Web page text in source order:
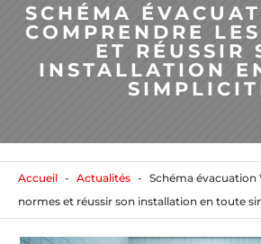
SCHÉMA
COMPRENDRE
ET RÉUSSIR
INSTALLATION
Accueil Actualités
Schéma évacuation
normes et réussir son installation en toute